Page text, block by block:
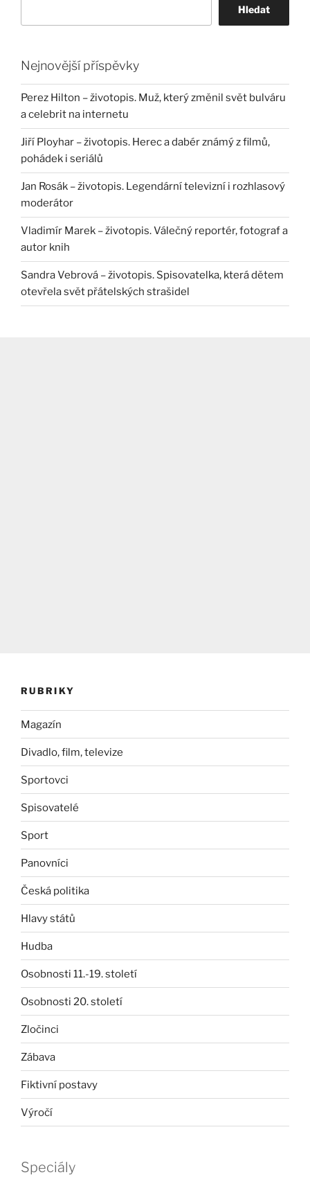
Hledat
Nejnovější příspěvky
Perez Hilton – životopis. Muž, který změnil svět bulváru
a celebrit na internetu
Jiří Ployhar – životopis. Herec a dabér známý z filmů,
pohádek i seriálů
Jan Rosák – životopis. Legendární televizní i rozhlasový
moderátor
Vladimír Marek – životopis. Válečný reportér, fotograf a
autor knih
Sandra Vebrová – životopis. Spisovatelka, která dětem
otevřela svět přátelských strašidel
RUBRIKY
Magazín
Divadlo, film, televize
Sportovci
Spisovatelé
Sport
Panovníci
Česká politika
Hlavy států
Hudba
Osobnosti 11.-19. století
Osobnosti 20. století
Zločinci
Zábava
Fiktivní postavy
Výročí
Speciály